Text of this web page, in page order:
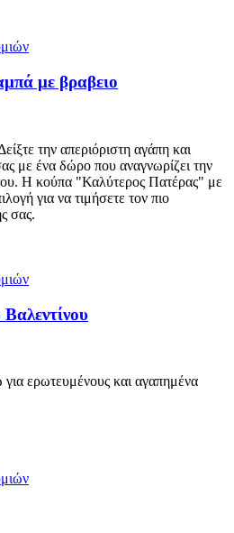
με βραβειο
την απεριόριστη αγάπη και
με ένα δώρο που αναγνωρίζει την
Η κούπα "Καλύτερος Πατέρας" με
για να τιμήσετε τον πιο
σας.
ερωτευμένους και αγαπημένα